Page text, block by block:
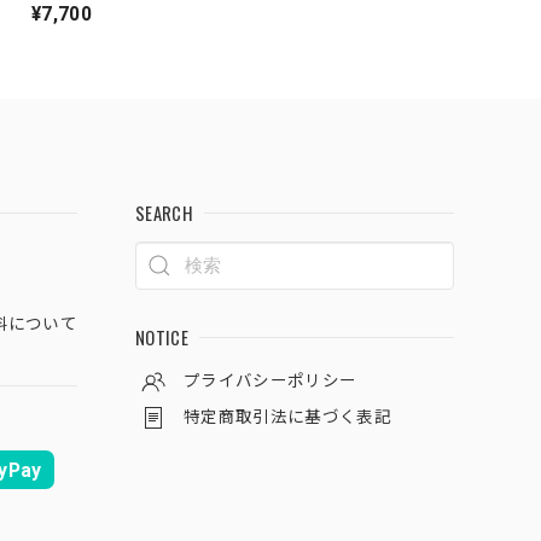
¥7,700
について
SEARCH
NOTICE
プライバシーポリシー
特定商取引法に基づく表記